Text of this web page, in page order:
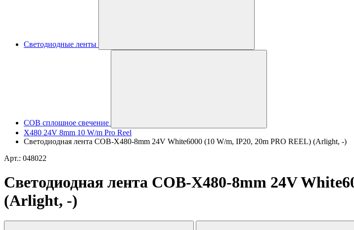
Светодиодные ленты
COB сплошное свечение
X480 24V 8mm 10 W/m Pro Reel
Светодиодная лента COB-X480-8mm 24V White6000 (10 W/m, IP20, 20m PRO REEL) (Arlight, -)
Арт.: 048022
Светодиодная лента COB-X480-8mm 24V
(Arlight, -)